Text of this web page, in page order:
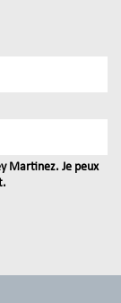
Martinez. Je peux